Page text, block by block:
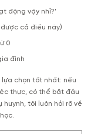
động vậy nhỉ?’
cả điều này)
0
đình
chọn tốt nhất: nếu
thực, có thể bắt đầu
tôi luôn hỏi rõ về